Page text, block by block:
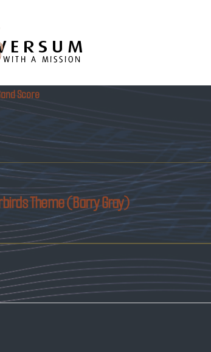
Score
Theme (Barry Gray)